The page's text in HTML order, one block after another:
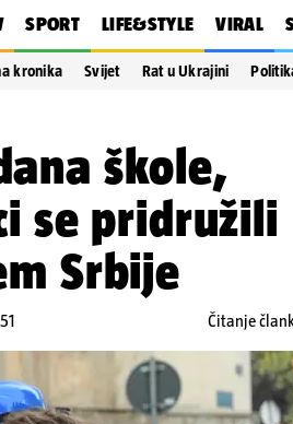
SPORT LIFE&STYLE VIRAL
kronika Svijet Rat u Ukrajini
škole,
se pridružili
Srbije
Čitanje